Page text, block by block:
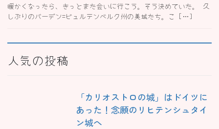
暖かくなったら、きっとまた会いに行こう。そう決めていた。 久
しぶりのバーデン=ビュルテンベルク州の美城たち。こ […]
人気の投稿
「カリオストロの城」はドイツに
あった！念願のリヒテンシュタイ
ン城へ